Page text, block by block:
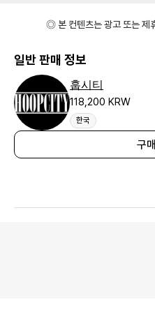
◎ 본 컨텐츠는 광고 또는 제
일반 판매 정보
훕시티
118,200 KRW
한국
구